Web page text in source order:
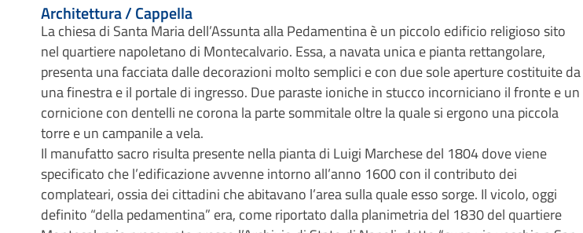
Architettura / Cappella
La chiesa di Santa Maria dell’Assunta alla Pedamentina è un piccolo edificio religioso sito
nel quartiere napoletano di Montecalvario. Essa, a navata unica e pianta rettangolare,
presenta una facciata dalle decorazioni molto semplici e con due sole aperture costituite da
una finestra e il portale di ingresso. Due paraste ioniche in stucco incorniciano il fronte e un
cornicione con dentelli ne corona la parte sommitale oltre la quale si ergono una piccola
torre e un campanile a vela.
Il manufatto sacro risulta presente nella pianta di Luigi Marchese del 1804 dove viene
specificato che l’edificazione avvenne intorno all’anno 1600 con il contributo dei
complateari, ossia dei cittadini che abitavano l’area sulla quale esso sorge. Il vicolo, oggi
definito “della pedamentina” era, come riportato dalla planimetria del 1830 del quartiere